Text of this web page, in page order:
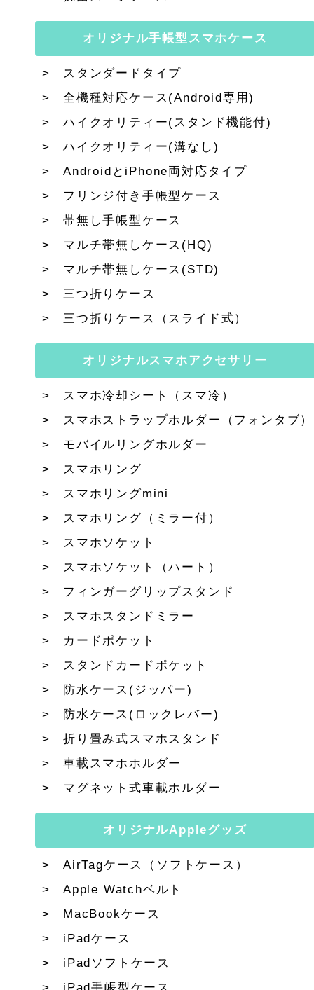
オリジナル手帳型スマホケース
スタンダードタイプ
全機種対応ケース(Android専用)
ハイクオリティー(スタンド機能付)
ハイクオリティー(溝なし)
AndroidとiPhone両対応タイプ
フリンジ付き手帳型ケース
帯無し手帳型ケース
マルチ帯無しケース(HQ)
マルチ帯無しケース(STD)
三つ折りケース
三つ折りケース（スライド式）
オリジナルスマホアクセサリー
スマホ冷却シート（スマ冷）
スマホストラップホルダー（フォンタブ）
モバイルリングホルダー
スマホリング
スマホリングmini
スマホリング（ミラー付）
スマホソケット
スマホソケット（ハート）
フィンガーグリップスタンド
スマホスタンドミラー
カードポケット
スタンドカードポケット
防水ケース(ジッパー)
防水ケース(ロックレバー)
折り畳み式スマホスタンド
車載スマホホルダー
マグネット式車載ホルダー
オリジナルAppleグッズ
AirTagケース（ソフトケース）
Apple Watchベルト
MacBookケース
iPadケース
iPadソフトケース